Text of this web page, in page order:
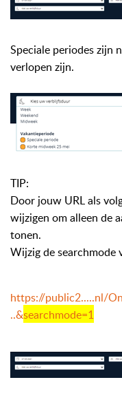
Speciale periodes zijn
verlopen zijn.
TIP:
Door jouw URL als
wijzigen om alleen de
tonen.
Wijzig de searchmode
https://public2.....nl/
..&searchmode=1